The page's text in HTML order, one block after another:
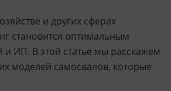
и других сферах
становится оптимальным
ИП. В этой статье мы расскажем
моделей самосвалов, которые